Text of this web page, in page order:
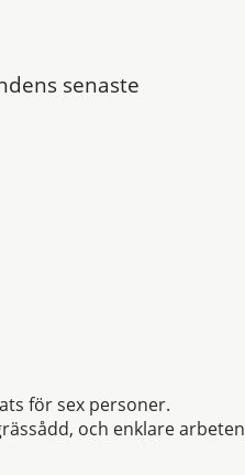
senaste
för sex personer.
och enklare arbeten